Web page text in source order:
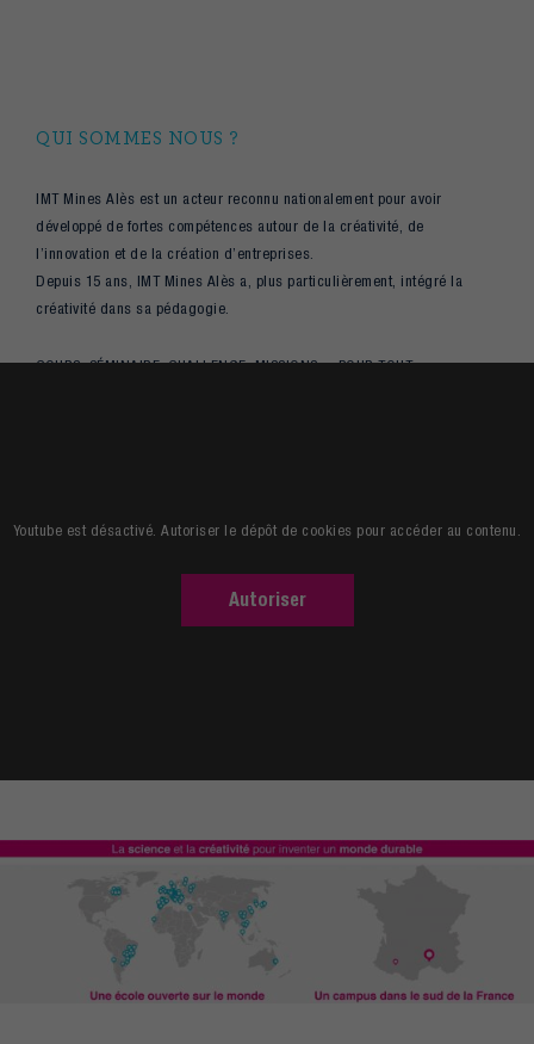
QUI SOMMES NOUS ?
IMT Mines Alès est un acteur reconnu nationalement pour avoir
développé de fortes compétences autour de la créativité, de
l’innovation et de la création d’entreprises.
Depuis 15 ans, IMT Mines Alès a, plus particulièrement, intégré la
créativité dans sa pédagogie.
COURS, SÉMINAIRE, CHALLENGE, MISSIONS… POUR TOUT
Youtube est désactivé. Autoriser le dépôt de cookies pour accéder au contenu.
Autoriser